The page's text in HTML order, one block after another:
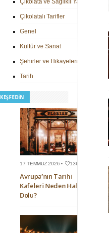
Çikolata ve Sağlıklı Yaşam
Çikolatalı Tarifler
Genel
Kültür ve Sanat
Şehirler ve Hikayeleri
Tarih
KEŞFEDIN
17 TEMMUZ 2026 • 136
Avrupa’nın Tarihi
Kafeleri Neden Hala
Dolu?